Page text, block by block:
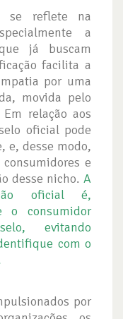
se reflete na
a
já buscam
facilita a
por uma
movida pelo
relação aos
oficial pode
e, desse modo,
e
desse nicho. A
oficial é,
o consumidor
evitando
com o
por